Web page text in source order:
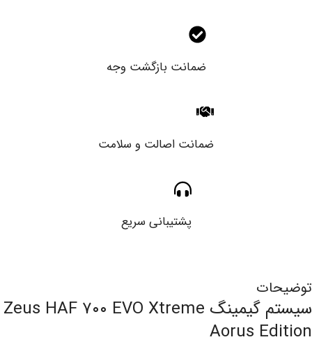
ضمانت بازگشت وجه
ضمانت اصالت و سلامت
پشتیبانی سریع
توضیحات
سیستم گیمینگ Zeus HAF ۷۰۰ EVO Xtreme
Aorus Edition